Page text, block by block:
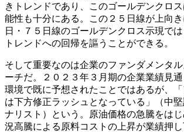
きトレンドであり、このゴールデンクロ
能性も十分にある。この２５日線が上向
日・７５日線のゴールデンクロス示現で
トレンドへの回帰を謳うことができる。
そして重要なのは企業のファンダメンタ
ーチだ。２０２３年３月期の企業業績見
環境で既に予想されたことではあるが、
は下方修正ラッシュとなっている」（中
ナリスト）という。原油価格の急騰をは
況高騰による原料コストの上昇が業績押